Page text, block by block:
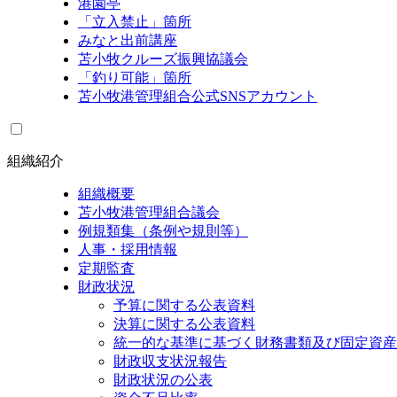
港園亭
「立入禁止」箇所
みなと出前講座
苫小牧クルーズ振興協議会
「釣り可能」箇所
苫小牧港管理組合公式SNSアカウント
組織紹介
組織概要
苫小牧港管理組合議会
例規類集（条例や規則等）
人事・採用情報
定期監査
財政状況
予算に関する公表資料
決算に関する公表資料
統一的な基準に基づく財務書類及び固定資
財政収支状況報告
財政状況の公表